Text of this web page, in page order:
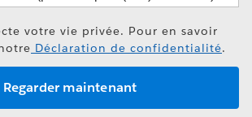
votre vie privée. Pour en savoir
Déclaration de confidentialité.